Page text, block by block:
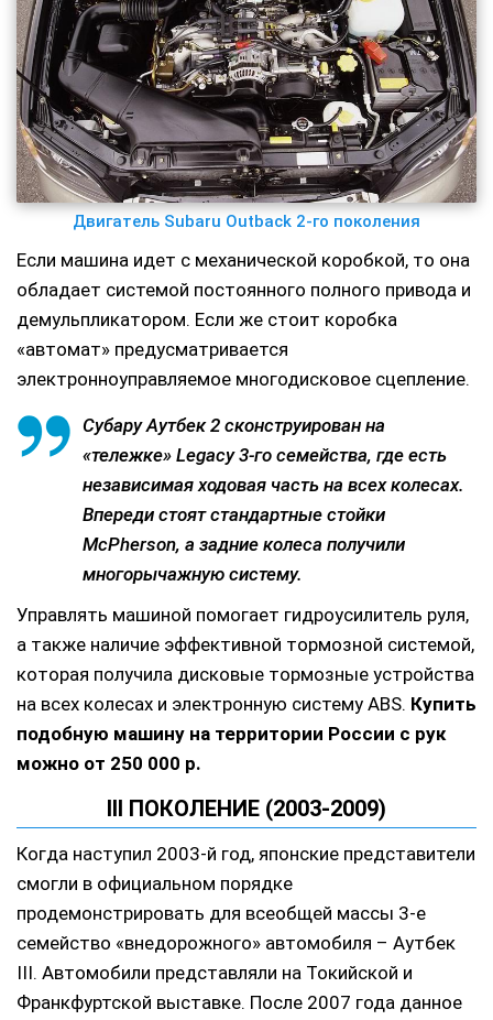
Двигатель Subaru Outback 2-го поколения
Если машина идет с механической коробкой, то она
обладает системой постоянного полного привода и
демульпликатором. Если же стоит коробка
«автомат» предусматривается
электронноуправляемое многодисковое сцепление.
Субару Аутбек 2 сконструирован на
«тележке» Legacy 3-го семейства, где есть
независимая ходовая часть на всех колесах.
Впереди стоят стандартные стойки
McPherson, а задние колеса получили
многорычажную систему.
Управлять машиной помогает гидроусилитель руля,
а также наличие эффективной тормозной системой,
которая получила дисковые тормозные устройства
на всех колесах и электронную систему ABS. Купить
подобную машину на территории России с рук
можно от 250 000 р.
III ПОКОЛЕНИЕ (2003-2009)
Когда наступил 2003-й год, японские представители
смогли в официальном порядке
продемонстрировать для всеобщей массы 3-е
семейство «внедорожного» автомобиля – Аутбек
III. Автомобили представляли на Токийской и
Франкфуртской выставке. После 2007 года данное